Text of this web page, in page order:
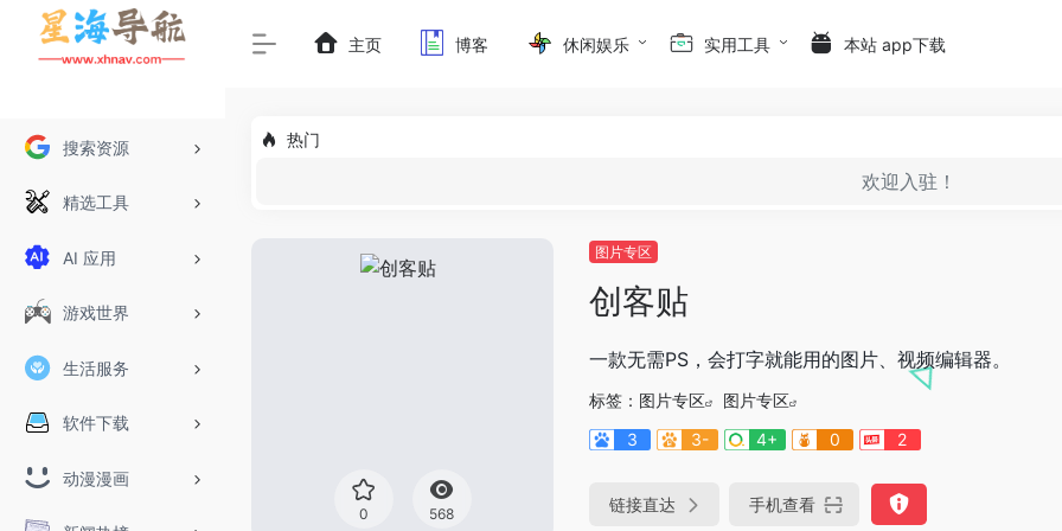
搜索资源
精选工具
AI 应用
游戏世界
生活服务
软件下载
动漫漫画
主页 博客 休闲娱乐 实用工具 本站 app下载
热门
欢迎入驻！
0 568
图片专区
创客贴
一款无需PS，会打字就能用的图片、视频编辑器。
标签： 图片专区
图片专区
3
3- 4+ 0 2
链接直达 手机查看